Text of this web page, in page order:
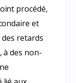
procédé,
et
des retards
à des non-